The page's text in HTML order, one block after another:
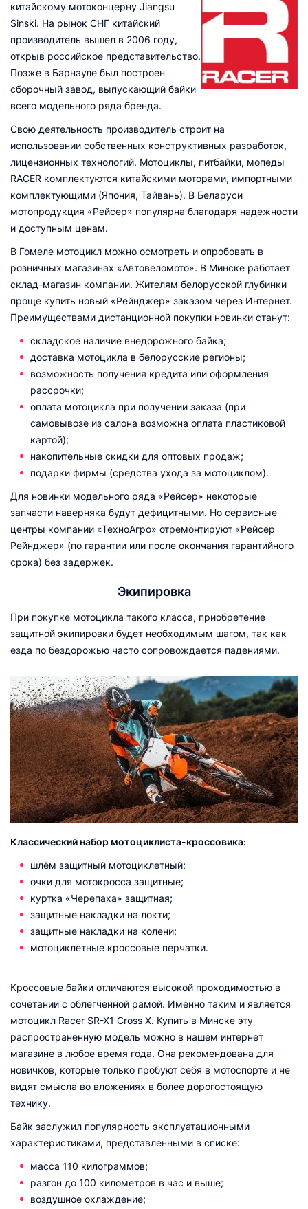
китайскому мотоконцерну Jiangsu
Sinski. На рынок СНГ китайский
производитель вышел в 2006 году,
открыв российское представительство.
Позже в Барнауле был построен
сборочный завод, выпускающий байки
всего модельного ряда бренда.
Свою деятельность производитель строит на
использовании собственных конструктивных разработок,
лицензионных технологий. Мотоциклы, питбайки, мопеды
RACER комплектуются китайскими моторами, импортными
комплектующими (Япония, Тайвань). В Беларуси
мотопродукция «Рейсер» популярна благодаря надежности
и доступным ценам.
В Гомеле мотоцикл можно осмотреть и опробовать в
розничных магазинах «Автовеломото». В Минске работает
склад-магазин компании. Жителям белорусской глубинки
проще купить новый «Рейнджер» заказом через Интернет.
Преимуществами дистанционной покупки новинки станут:
складское наличие внедорожного байка;
доставка мотоцикла в белорусские регионы;
возможность получения кредита или оформления
рассрочки;
оплата мотоцикла при получении заказа (при
самовывозе из салона возможна оплата пластиковой
картой);
накопительные скидки для оптовых продаж;
подарки фирмы (средства ухода за мотоциклом).
Для новинки модельного ряда «Рейсер» некоторые
запчасти наверняка будут дефицитными. Но сервисные
центры компании «ТехноАгро» отремонтируют «Рейсер
Рейнджер» (по гарантии или после окончания гарантийного
срока) без задержек.
Экипировка
При покупке мотоцикла такого класса, приобретение
защитной экипировки будет необходимым шагом, так как
езда по бездорожью часто сопровождается падениями.
Классический набор мотоциклиста-кроссовика:
шлём защитный мотоциклетный;
очки для мотокросса защитные;
куртка «Черепаха» защитная;
защитные накладки на локти;
защитные накладки на колени;
мотоциклетные кроссовые перчатки.
Кроссовые байки отличаются высокой проходимостью в
сочетании с облегченной рамой. Именно таким и является
мотоцикл Racer SR-X1 Cross X. Купить в Минске эту
распространенную модель можно в нашем интернет
магазине в любое время года. Она рекомендована для
новичков, которые только пробуют себя в мотоспорте и не
видят смысла во вложениях в более дорогостоящую
технику.
Байк заслужил популярность эксплуатационными
характеристиками, представленными в списке:
масса 110 килограммов;
разгон до 100 километров в час и выше;
воздушное охлаждение;